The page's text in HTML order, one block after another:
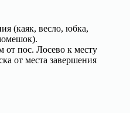
(каяк, весло, юбка,
от пос. Лосево к месту
от места завершения